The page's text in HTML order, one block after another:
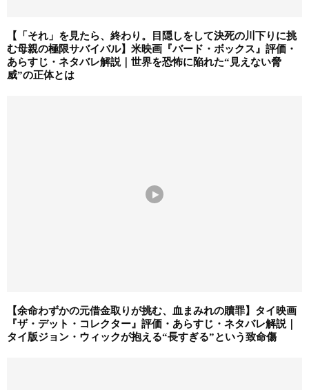
【「それ」を見たら、終わり。目隠しをして決死の川下りに挑
む母親の極限サバイバル】米映画『バード・ボックス』評価・
あらすじ・ネタバレ解説｜世界を恐怖に陥れた“見えない脅
威”の正体とは
【余命わずかの元借金取りが挑む、血まみれの贖罪】タイ映画
『ザ・デット・コレクター』評価・あらすじ・ネタバレ解説｜
タイ版ジョン・ウィックが抱える“長すぎる”という致命傷